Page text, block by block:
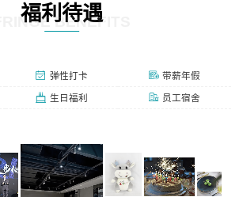
福利待遇
FRINGE BENEFITS
弹性打卡 带薪年假
生日福利 员工宿舍